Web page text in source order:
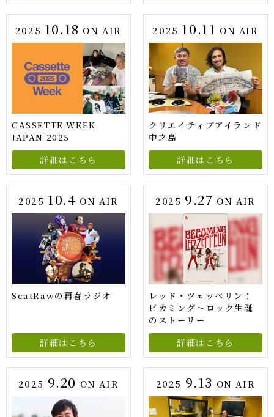
2025 10.18 ON AIR
CASSETTE WEEK
JAPAN 2025
詳細はこちら
2025 10.11 ON AIR
クリエイティブアイランド
中之島
詳細はこちら
2025 10.4 ON AIR
ScatRawの再春ラジオ
詳細はこちら
2025 9.27 ON AIR
レッド・ツェッペリン：
ビカミング〜ロック生誕
のストーリー
詳細はこちら
2025 9.20 ON AIR 2025 9.13 ON AIR